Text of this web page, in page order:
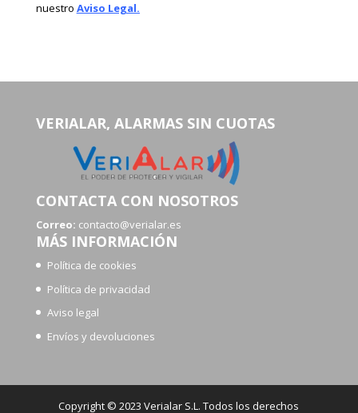
nuestro Aviso Legal.
VERIALAR, ALARMAS SIN CUOTAS
CONTACTA CON NOSOTROS
Correo: contacto@verialar.es
MÁS INFORMACIÓN
Política de cookies
Política de privacidad
Aviso legal
Envíos y devoluciones
Copyright © 2023 Verialar S.L. Todos los derechos